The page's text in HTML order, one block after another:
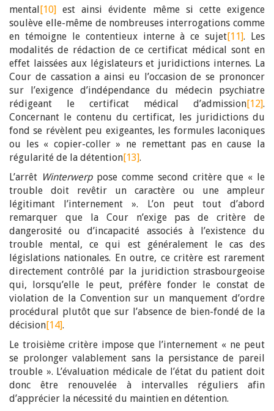
mental[10] est ainsi évidente même si cette exigence
soulève elle-même de nombreuses interrogations comme
en témoigne le contentieux interne à ce sujet[11]. Les
modalités de rédaction de ce certificat médical sont en
effet laissées aux législateurs et juridictions internes. La
Cour de cassation a ainsi eu l’occasion de se prononcer
sur l’exigence d’indépendance du médecin psychiatre
rédigeant le certificat médical d’admission[12].
Concernant le contenu du certificat, les juridictions du
fond se révèlent peu exigeantes, les formules laconiques
ou les « copier-coller » ne remettant pas en cause la
régularité de la détention[13].
L’arrêt Winterwerppose comme second critère que « le
trouble doit revêtir un caractère ou une ampleur
légitimant l’internement ». L’on peut tout d’abord
remarquer que la Cour n’exige pas de critère de
dangerosité ou d’incapacité associés à l’existence du
trouble mental, ce qui est généralement le cas des
législations nationales. En outre, ce critère est rarement
directement contrôlé par la juridiction strasbourgeoise
qui, lorsqu’elle le peut, préfère fonder le constat de
violation de la Convention sur un manquement d’ordre
procédural plutôt que sur l’absence de bien-fondé de la
décision[14].
Le troisième critère impose que l’internement « ne peut
se prolonger valablement sans la persistance de pareil
trouble ». L’évaluation médicale de l’état du patient doit
donc être renouvelée à intervalles réguliers afin
d’apprécier la nécessité du maintien en détention.